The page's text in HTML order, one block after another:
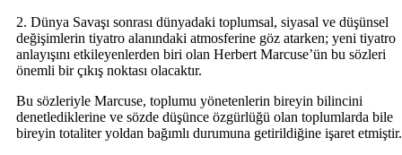
2. Dünya Savaşı sonrası dünyadaki toplumsal, siyasal ve düşünsel
değişimlerin tiyatro alanındaki atmosferine göz atarken; yeni tiyatro
anlayışını etkileyenlerden biri olan Herbert Marcuse’ün bu sözleri
önemli bir çıkış noktası olacaktır.
Bu sözleriyle Marcuse, toplumu yönetenlerin bireyin bilincini
denetlediklerine ve sözde düşünce özgürlüğü olan toplumlarda bile
bireyin totaliter yoldan bağımlı durumuna getirildiğine işaret etmiştir.